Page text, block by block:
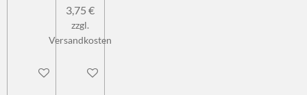
In den Warenkorb
3,75 €
zzgl.
Versandkosten
In den Warenkorb